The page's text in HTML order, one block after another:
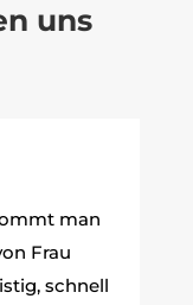
uns
man
Frau
schnell